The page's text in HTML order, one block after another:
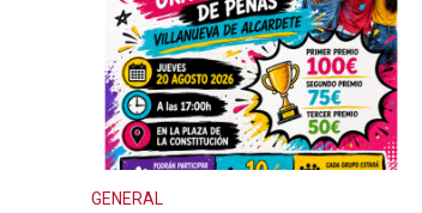
GENERAL